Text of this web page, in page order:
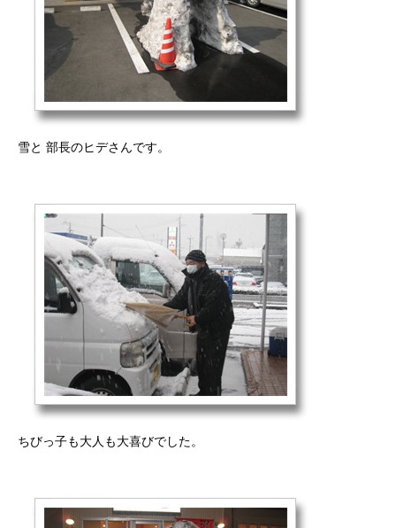
雪と 部長のヒデさんです。
ちびっ子も大人も大喜びでした。